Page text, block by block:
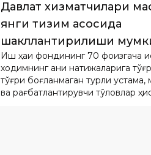
Иш ҳақи фондининг 70 фоизгача
ходимнинг аниқ натижаларига
тўғри боғланмаган турли устама,
ва рағбатлантирувчи тўловлар
шаклланади.